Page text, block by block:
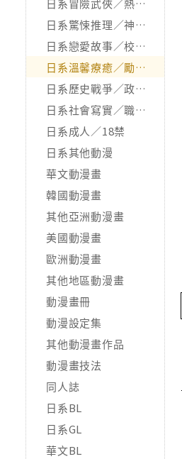
日系冒險武俠／熱血運動
日系驚悚推理／神怪靈異
日系戀愛故事／校園青春
日系溫馨療癒／勵志搞笑
日系歷史戰爭／政治宗教
日系社會寫實／職場職人
日系成人／18禁
日系其他動漫
華文動漫畫
韓國動漫畫
其他亞洲動漫畫
美國動漫畫
歐洲動漫畫
其他地區動漫畫
動漫畫冊
動漫設定集
其他動漫畫作品
動漫畫技法
同人誌
日系BL
日系GL
華文BL